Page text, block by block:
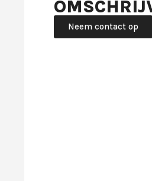
Neem contact op